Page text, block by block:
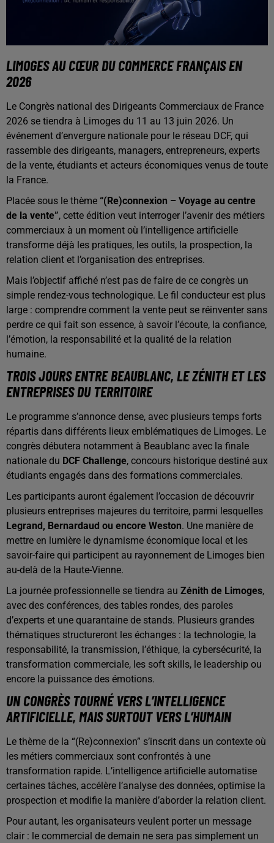
LIMOGES AU CŒUR DU COMMERCE FRANÇAIS EN
2026
Le Congrès national des Dirigeants Commerciaux de France
2026 se tiendra à Limoges du 11 au 13 juin 2026. Un
événement d’envergure nationale pour le réseau DCF, qui
rassemble des dirigeants, managers, entrepreneurs, experts
de la vente, étudiants et acteurs économiques venus de toute
la France.
Placée sous le thème “(Re)connexion – Voyage au centre
de la vente”, cette édition veut interroger l’avenir des métiers
commerciaux à un moment où l’intelligence artificielle
transforme déjà les pratiques, les outils, la prospection, la
relation client et l’organisation des entreprises.
Mais l’objectif affiché n’est pas de faire de ce congrès un
simple rendez-vous technologique. Le fil conducteur est plus
large : comprendre comment la vente peut se réinventer sans
perdre ce qui fait son essence, à savoir l’écoute, la confiance,
l’émotion, la responsabilité et la qualité de la relation
humaine.
TROIS JOURS ENTRE BEAUBLANC, LE ZÉNITH ET LES
ENTREPRISES DU TERRITOIRE
Le programme s’annonce dense, avec plusieurs temps forts
répartis dans différents lieux emblématiques de Limoges. Le
congrès débutera notamment à Beaublanc avec la finale
nationale du DCF Challenge, concours historique destiné aux
étudiants engagés dans des formations commerciales.
Les participants auront également l’occasion de découvrir
plusieurs entreprises majeures du territoire, parmi lesquelles
Legrand, Bernardaud ou encore Weston. Une manière de
mettre en lumière le dynamisme économique local et les
savoir-faire qui participent au rayonnement de Limoges bien
au-delà de la Haute-Vienne.
La journée professionnelle se tiendra au Zénith de Limoges,
avec des conférences, des tables rondes, des paroles
d’experts et une quarantaine de stands. Plusieurs grandes
thématiques structureront les échanges : la technologie, la
responsabilité, la transmission, l’éthique, la cybersécurité, la
transformation commerciale, les soft skills, le leadership ou
encore la puissance des émotions.
UN CONGRÈS TOURNÉ VERS L’INTELLIGENCE
ARTIFICIELLE, MAIS SURTOUT VERS L’HUMAIN
Le thème de la “(Re)connexion” s’inscrit dans un contexte où
les métiers commerciaux sont confrontés à une
transformation rapide. L’intelligence artificielle automatise
certaines tâches, accélère l’analyse des données, optimise la
prospection et modifie la manière d’aborder la relation client.
Pour autant, les organisateurs veulent porter un message
clair : le commercial de demain ne sera pas simplement un